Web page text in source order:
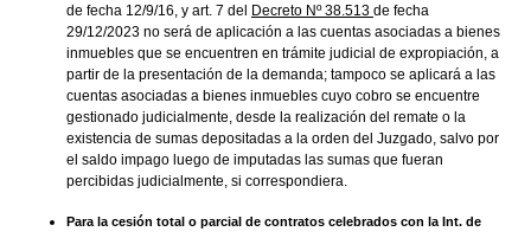
de fecha 12/9/16, y art. 7 del
Decreto Nº 38.513 de fecha
29/12/2023 no será de aplicación a las cuentas asociadas a bienes
inmuebles que se encuentren en trámite judicial de expropiación, a
partir de la presentación de la demanda; tampoco se aplicará a las
cuentas asociadas a bienes inmuebles cuyo cobro se encuentre
gestionado judicialmente, desde la realización del remate o la
existencia de sumas depositadas a la orden del Juzgado, salvo por
el saldo impago luego de imputadas las sumas que fueran
percibidas judicialmente, si correspondiera.
Para la cesión total o parcial de contratos celebrados con la Int. de